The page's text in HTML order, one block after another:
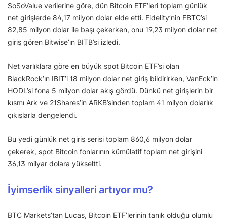
SoSoValue verilerine göre, dün Bitcoin ETF’leri toplam günlük
net girişlerde 84,17 milyon dolar elde etti. Fidelity’nin FBTC’si
82,85 milyon dolar ile başı çekerken, onu 19,23 milyon dolar net
giriş gören Bitwise’ın BITB’si izledi.
Net varlıklara göre en büyük spot Bitcoin ETF’si olan
BlackRock’ın IBIT’i 18 milyon dolar net giriş bildirirken, VanEck’in
HODL’si fona 5 milyon dolar akış gördü. Dünkü net girişlerin bir
kısmı Ark ve 21Shares’in ARKB’sinden toplam 41 milyon dolarlık
çıkışlarla dengelendi.
Bu yedi günlük net giriş serisi toplam 860,6 milyon dolar
çekerek, spot Bitcoin fonlarının kümülatif toplam net girişini
36,13 milyar dolara yükseltti.
İyimserlik sinyalleri artıyor mu?
BTC Markets’tan Lucas, Bitcoin ETF’lerinin tanık olduğu olumlu